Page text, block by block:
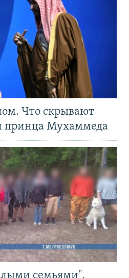
Что скрывают
принца Мухаммеда
семьями".